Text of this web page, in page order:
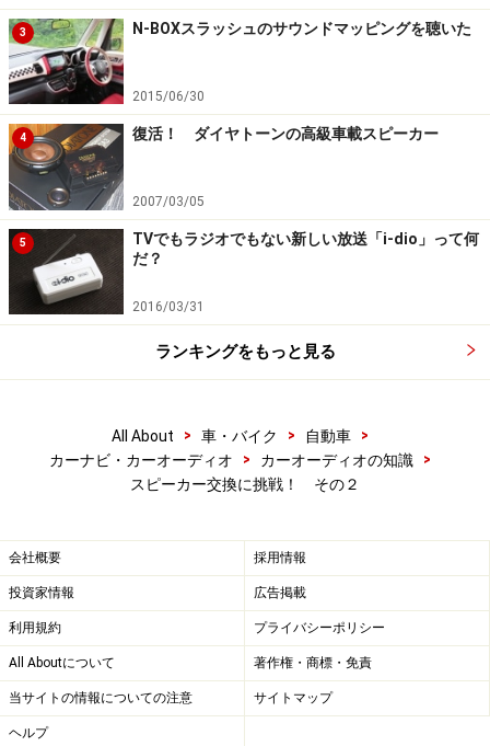
3 N-BOXスラッシュのサウンドマッピングを聴いた
2015/06/30
4 復活！ ダイヤトーンの高級車載スピーカー
2007/03/05
5
TVでもラジオでもない新しい放送「i-dio」って何
だ？
2016/03/31
ランキングをもっと見る
All About > 車・バイク > 自動車
>
カーナビ・カーオーディオ
> カーオーディオの知識
>
スピーカー交換に挑戦！ その２
会社概要 採用情報
投資家情報 広告掲載
利用規約 プライバシーポリシー
All Aboutについて 著作権・商標・免責
当サイトの情報についての注意 サイトマップ
ヘルプ